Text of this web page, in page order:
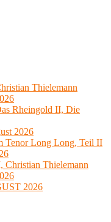
Thielemann
Rheingold II, Die
2026
Tenor Long Long, Teil II
Christian Thielemann
2026